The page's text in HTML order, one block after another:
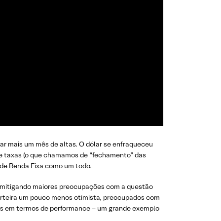
mais um mês de altas. O dólar se enfraqueceu
(o que chamamos de “fechamento” das
Renda Fixa como um todo.
maiores preocupações com a questão
um pouco menos otimista, preocupados com
em termos de performance – um grande exemplo